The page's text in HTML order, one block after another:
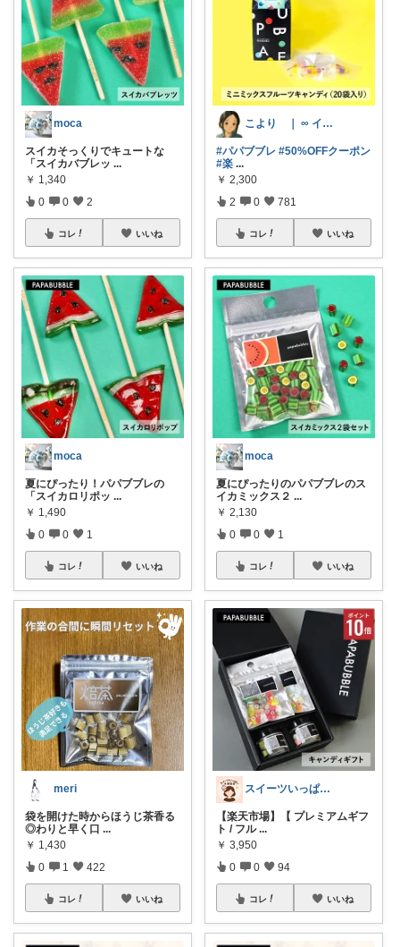
moca
スイカそっくりでキュートな
「スイカバブレッ ...
￥ 1,340
0 0 2
コレ いいね
moca
夏にぴったり！パパブブレの
「スイカロリポッ ...
￥ 1,490
0 0 1
コレ いいね
meri
袋を開けた時からほうじ茶香る
◎わりと早く口 ...
￥ 1,430
0 1 422
コレ いいね
こより ｜ ∞ イヤイライケレ ∞
#パパブブレ #50%OFFクーポン
#楽 ...
￥ 2,300
2 0 781
コレ いいね
moca
夏にぴったりのパパブブレのス
イカミックス２ ...
￥ 2,130
0 0 1
コレ いいね
スイーツいっぱい大博覧会
【楽天市場】【 プレミアムギフ
ト / フル ...
￥ 3,950
0 0 94
コレ いいね